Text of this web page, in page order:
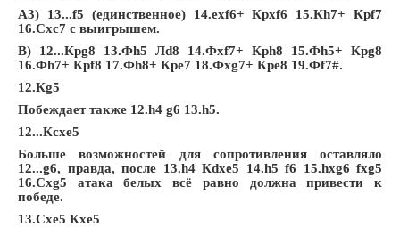
A3) 13...f5 (единственное) 14.exf6+ Крxf6 15.Кh7+ Крf7
16.Сxc7 с выигрышем.
B) 12...Крg8 13.Фh5 Лd8 14.Фxf7+ Крh8 15.Фh5+ Крg8
16.Фh7+ Крf8 17.Фh8+ Крe7 18.Фxg7+ Крe8 19.Фf7#.
12.Кg5
Побеждает также 12.h4 g6 13.h5.
12...Кcxe5
Больше возможностей для сопротивления оставляло
12...g6, правда, после 13.h4 Кdxe5 14.h5 f6 15.hxg6 fxg5
16.Сxg5 атака белых всё равно должна привести к
победе.
13.Сxe5 Кxe5